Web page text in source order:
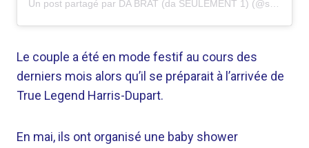
Le couple a été en mode festif au cours des
derniers mois alors qu’il se préparait à l’arrivée de
True Legend Harris-Dupart.
En mai, ils ont organisé une baby shower